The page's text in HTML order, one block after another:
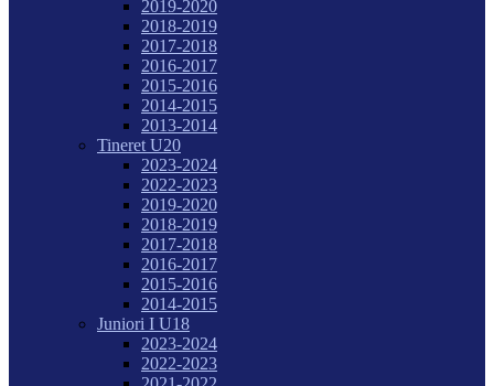
2019-2020
2018-2019
2017-2018
2016-2017
2015-2016
2014-2015
2013-2014
Tineret U20
2023-2024
2022-2023
2019-2020
2018-2019
2017-2018
2016-2017
2015-2016
2014-2015
Juniori I U18
2023-2024
2022-2023